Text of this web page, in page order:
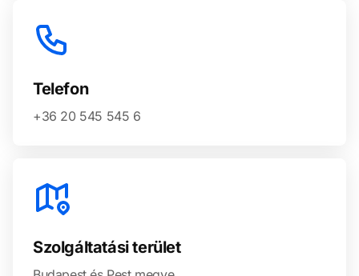
Telefon
+36 20 545 545 6
Szolgáltatási terület